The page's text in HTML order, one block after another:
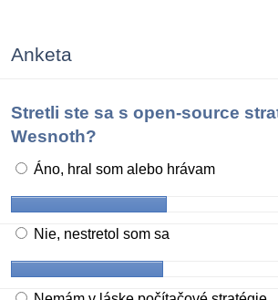
Anketa
Stretli ste sa s open-source
Wesnoth?
Áno, hral som alebo hrávam
Nie, nestretol som sa